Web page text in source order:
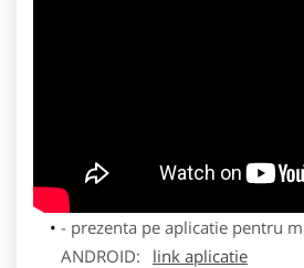
- prezenta pe aplicatie pentru
ANDROID:
link aplicatie